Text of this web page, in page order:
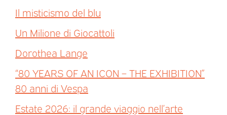
Il misticismo del blu
Un Milione di Giocattoli
Dorothea Lange
“80 YEARS OF AN ICON – THE EXHIBITION”
80 anni di Vespa
Estate 2026: il grande viaggio nell’arte